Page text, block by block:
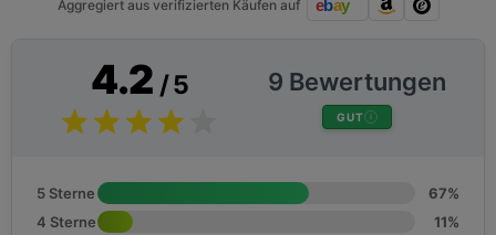
Aggregiert aus verifizierten Käufen auf
4.2 / 5 9 Bewertungen
GUT
5 Sterne
67%
4 Sterne
11%